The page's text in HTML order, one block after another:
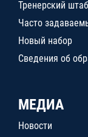
Тренерский штаб
Часто
Новый набор
Сведения об
МЕДИА
Новости